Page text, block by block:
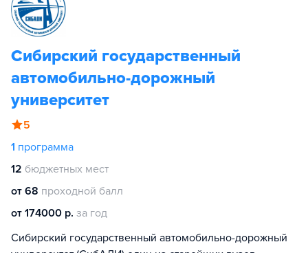
Сибирский государственный
автомобильно-дорожный
университет
5
1 программа
12 бюджетных мест
от 68 проходной балл
от 174000 р. за год
Сибирский государственный автомобильно-дорожный